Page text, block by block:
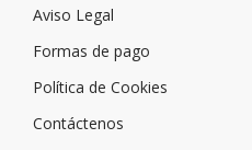
Aviso Legal
Formas de pago
Política de Cookies
Contáctenos